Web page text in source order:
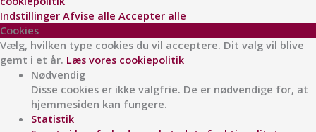
Indstillinger Afvise alle Accepter alle
Cookies
Vælg, hvilken type cookies du vil acceptere. Dit valg vil blive
gemt i et år. Læs vores cookiepolitik
Nødvendig
Disse cookies er ikke valgfrie. De er nødvendige for, at
hjemmesiden kan fungere.
Statistik